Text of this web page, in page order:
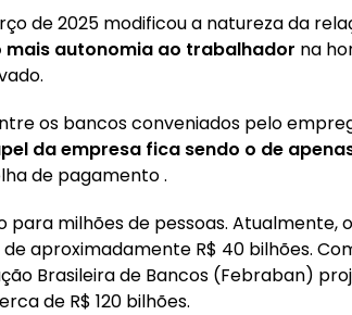
de 2025 modificou a natureza da
mais autonomia ao trabalhador na
os bancos conveniados pelo
da empresa fica sendo o de
de pagamento .
milhões de pessoas. Atualmente,
aproximadamente R$ 40 bilhões.
Brasileira de Bancos (Febraban)
de R$ 120 bilhões.